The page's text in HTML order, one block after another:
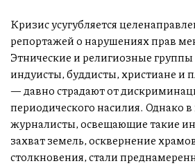
Кризис усугубляется
репортажей о нарушениях прав
Этнические и религиозные
индуисты, буддисты, христиане
— давно страдают от
периодического насилия. Однако
журналисты, освещающие такие
захват земель, осквернение
столкновения, стали